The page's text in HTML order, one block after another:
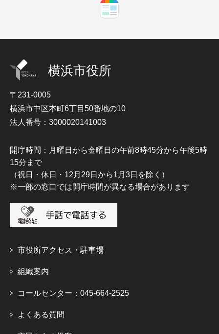
横浜市役所
〒231-0005
横浜市中区本町6丁目50番地の10
法人番号：3000020141003
開庁時間：月曜日から金曜日の午前8時45分から午後5時
15分まで
（祝日・休日・12月29日から1月3日を除く）
※一部の窓口では開庁時間が異なる場合があります
市役所アクセス・駐車場
組織案内
コールセンター：045-664-2525
よくある質問